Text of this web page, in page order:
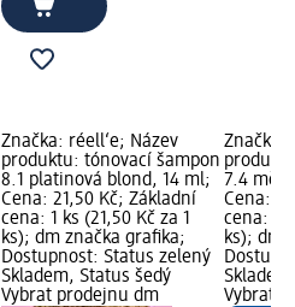
Značka: réell‘e; Název
produktu: tónovací šampon
8.1 platinová blond, 14 ml;
Cena: 21,50 Kč; Základní
cena: 1 ks (21,50 Kč za 1
ks); dm značka grafika;
Dostupnost: Status zelený
Skladem, Status šedý
Vybrat prodejnu dm
Značka:
7.4
Cena:
cena: 1
ks); dm
Vybrat